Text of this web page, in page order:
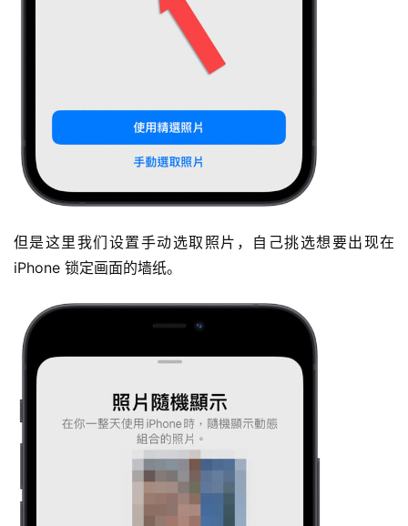
但是这里我们设置手动选取照片，自己挑选想要出现在
iPhone 锁定画面的墙纸。